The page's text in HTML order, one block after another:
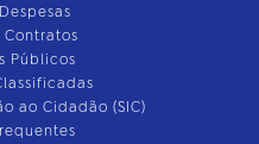
Públicos
ao Cidadão (SIC)